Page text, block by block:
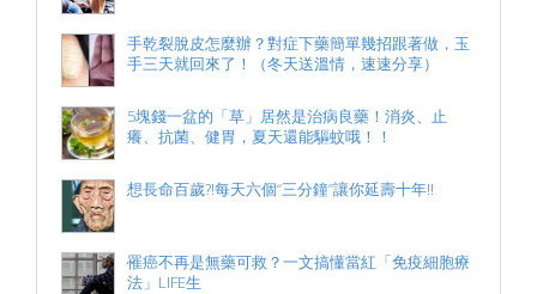
手乾裂脫皮怎麼辦？對症下藥簡單幾招跟著做，玉
手三天就回來了！（冬天送溫情，速速分享）
5塊錢一盆的「草」居然是治病良藥！消炎、止
癢、抗菌、健胃，夏天還能驅蚊哦！！
想長命百歲?!每天六個“三分鐘”讓你延壽十年!!
罹癌不再是無藥可救？一文搞懂當紅「免疫細胞療
法」LIFE生